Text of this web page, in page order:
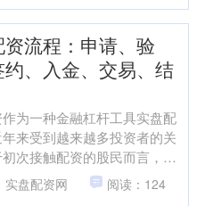
资流程：申请、验
约、入金、交易、结
为一种金融杠杆工具实盘配
来受到越来越多投资者的关
次接触配资的股民而言，了
作流程至关重要。本文将详
票配资的六个核心....
实盘配资网 阅读：124